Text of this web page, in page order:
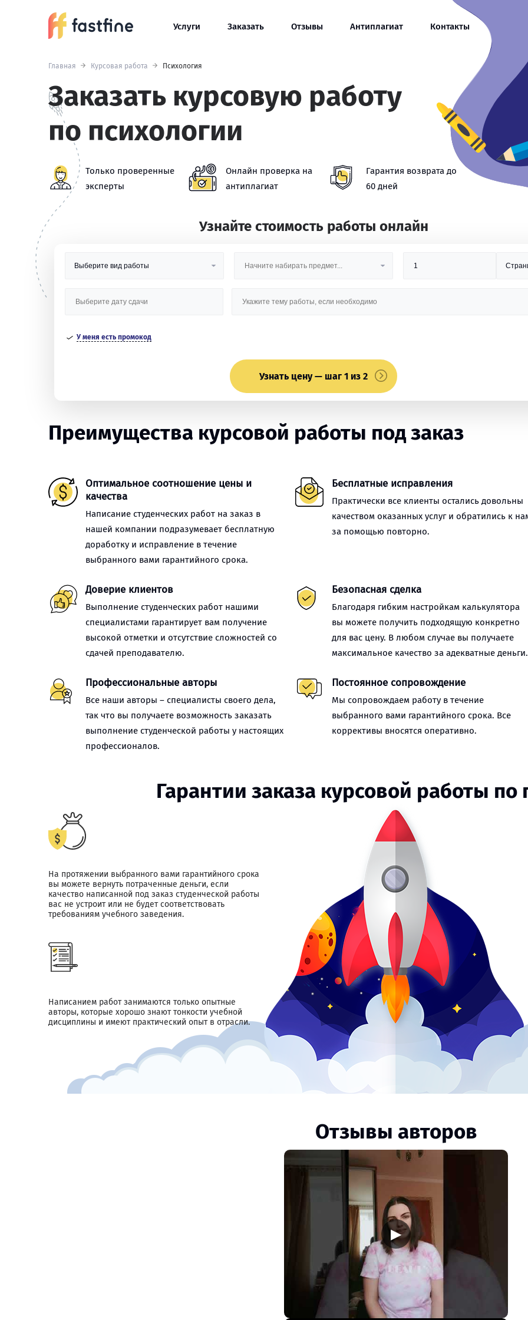
Услуги Заказать Отзывы Антиплагиат Контакты
Главная Курсовая работа Психология
Заказать курсовую работу
по психологии
Только проверенные
эксперты
Онлайн проверка на
антиплагиат
Гарантия возврата до
60 дней
Узнайте стоимость работы онлайн
У меня есть промокод
Узнать цену — шаг 1 из 2
Преимущества курсовой работы под заказ
Оптимальное соотношение цены и
качества
Написание студенческих работ на заказ в
нашей компании подразумевает бесплатную
доработку и исправление в течение
выбранного вами гарантийного срока.
Бесплатные исправления
Практически все клиенты остались довольны
качеством оказанных услуг и обратились к
за помощью повторно.
Доверие клиентов
Выполнение студенческих работ нашими
специалистами гарантирует вам получение
высокой отметки и отсутствие сложностей со
сдачей преподавателю.
Безопасная сделка
Благодаря гибким настройкам калькулятора
вы можете получить подходящую конкретно
для вас цену. В любом случае вы получаете
максимальное качество за адекватные деньги.
Профессиональные авторы
Все наши авторы – специалисты своего дела,
так что вы получаете возможность заказать
выполнение студенческой работы у настоящих
профессионалов.
Постоянное сопровождение
Мы сопровождаем работу в течение
выбранного вами гарантийного срока. Все
коррективы вносятся оперативно.
Гарантии заказа курсовой работы по
На протяжении выбранного вами гарантийного срока
вы можете вернуть потраченные деньги, если
качество написанной под заказ студенческой работы
вас не устроит или не будет соответствовать
требованиям учебного заведения.
Написанием работ занимаются только опытные
авторы, которые хорошо знают тонкости учебной
дисциплины и имеют практический опыт в отрасли.
Отзывы авторов
▶